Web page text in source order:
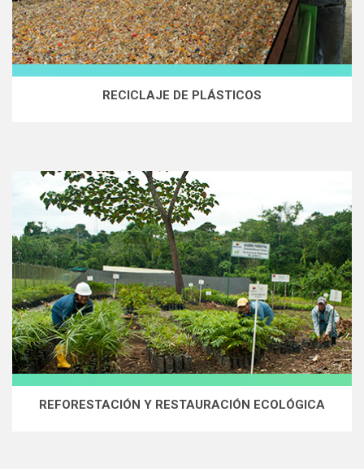
RECICLAJE DE PLÁSTICOS
REFORESTACIÓN Y RESTAURACIÓN ECOLÓGICA